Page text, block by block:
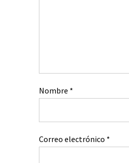
Nombre *
Correo electrónico *